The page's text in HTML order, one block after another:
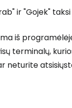
ir "Gojek"
iš
terminalų,
neturite